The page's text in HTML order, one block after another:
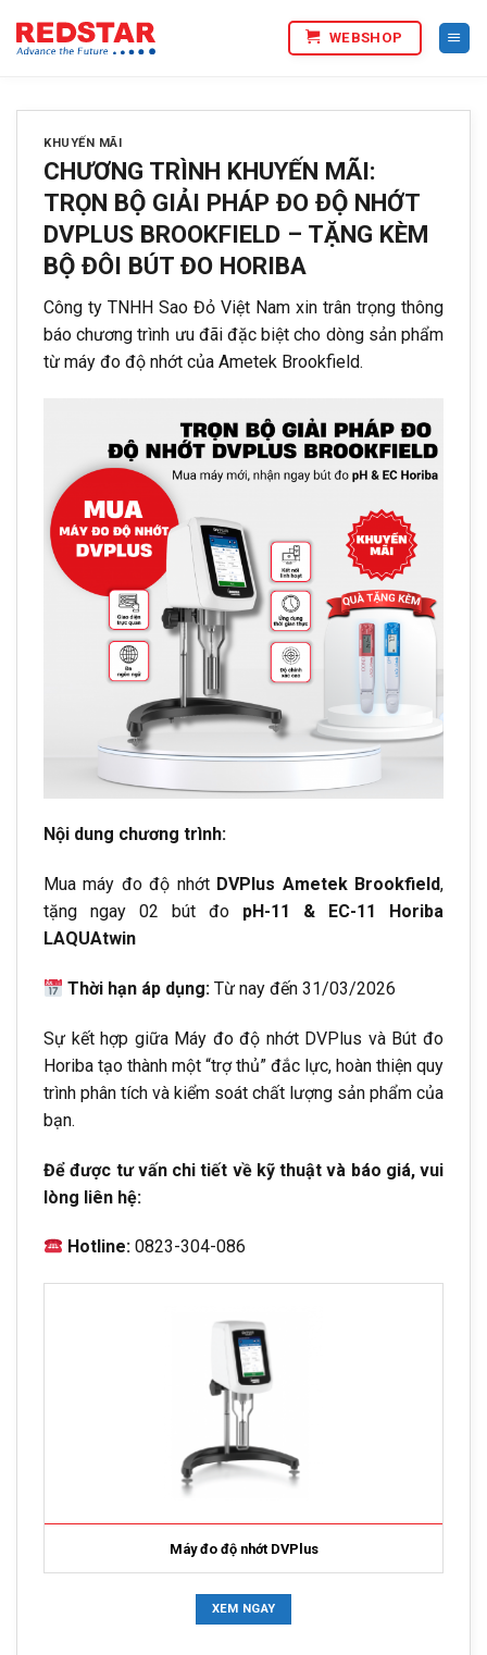
qua
WEBSHOP
KHUYẾN MÃI
CHƯƠNG TRÌNH KHUYẾN MÃI:
TRỌN BỘ GIẢI PHÁP ĐO ĐỘ NHỚT
DVPLUS BROOKFIELD – TẶNG KÈM
BỘ ĐÔI BÚT ĐO HORIBA
Công ty TNHH Sao Đỏ Việt Nam xin trân trọng thông
báo chương trình ưu đãi đặc biệt cho dòng sản phẩm
từ máy đo độ nhớt của Ametek Brookfield.
Nội dung chương trình:
Mua máy đo độ nhớt DVPlus Ametek Brookfield,
tặng ngay 02 bút đo pH-11 & EC-11 Horiba
LAQUAtwin
Thời hạn áp dụng: Từ nay đến 31/03/2026
Sự kết hợp giữa Máy đo độ nhớt DVPlus và Bút đo
Horiba tạo thành một “trợ thủ” đắc lực, hoàn thiện quy
trình phân tích và kiểm soát chất lượng sản phẩm của
bạn.
Để được tư vấn chi tiết về kỹ thuật và báo giá, vui
lòng liên hệ:
Hotline: 0823-304-086
Máy đo độ nhớt DVPlus
XEM NGAY